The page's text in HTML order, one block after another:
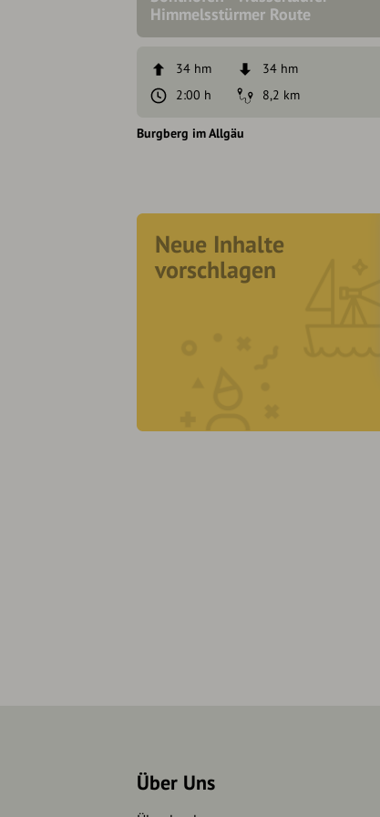
Himmelsstürmer Route
34 hm
34 hm
2:00 h
8,2 km
Burgberg im Allgäu
Neue Inhalte
vorschlagen
Über Uns